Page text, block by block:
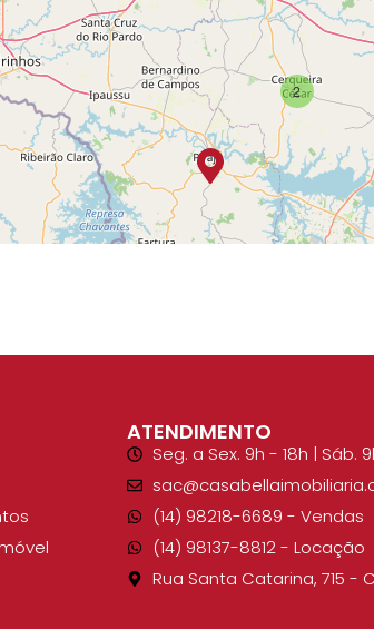
2
ATENDIMENTO
Seg. a Sex. 9h - 18h | Sáb.
(14) 98218-6689​ - Vendas
(14) 98137-8812​ - Locação
Rua Santa Catarina, 715 -